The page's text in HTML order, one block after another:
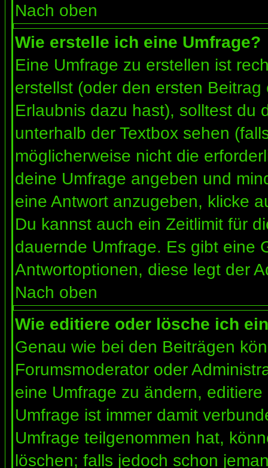
Nach oben
Wie erstelle ich eine Umfrage?
Eine Umfrage zu erstellen ist
erstellst (oder den ersten
Erlaubnis dazu hast), solltest du
unterhalb der Textbox sehen
möglicherweise nicht die
deine Umfrage angeben und
eine Antwort anzugeben, klicke
Du kannst auch ein Zeitlimit für
dauernde Umfrage. Es gibt eine
Antwortoptionen, diese legt der
Nach oben
Wie editiere oder lösche ich
Genau wie bei den Beiträgen
Forumsmoderator oder
eine Umfrage zu ändern,
Umfrage ist immer damit
Umfrage teilgenommen hat,
löschen; falls jedoch schon